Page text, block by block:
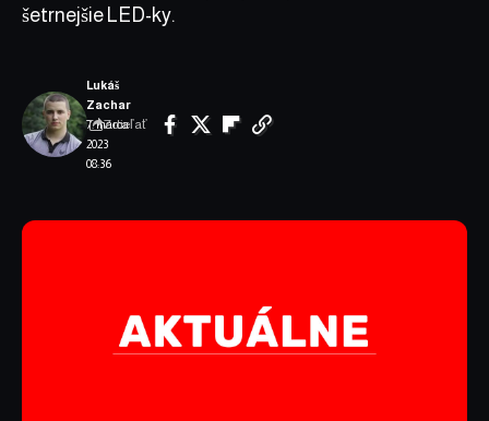
šetrnejšie LED-ky.
7. marca
2023
08:36
Lukáš
Zachar
Zdieľať